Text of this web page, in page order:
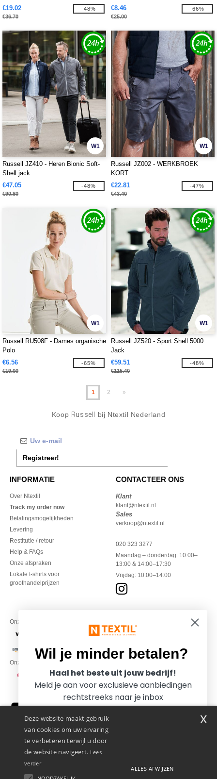
€19.02
€36.70
-48%
€8.46
€25.00
-66%
W1
Russell JZ410 - Heren Bionic Soft-
Shell jack
€47.05
€90.80
-48%
W1
Russell JZ002 - WERKBROEK
KORT
€22.81
€43.40
-47%
W1
Russell RU508F - Dames organische
Polo
€6.56
€19.00
-65%
W1
Russell JZ520 - Sport Shell 5000
Jack
€59.51
€115.40
-48%
1 2 »
Koop Russell bij Ntextil Nederland
Registreer!
INFORMATIE
Over Ntextil
Track my order now
Betalingsmogelijkheden
Levering
Restitutie / retour
Help & FAQs
Onze afspraken
Lokale t-shirts voor
groothandelprijzen
CONTACTEER ONS
Klant
klant@ntextil.nl
Sales
verkoop@ntextil.nl
020 323 3277
Maandag – donderdag: 10:00–
13:00 & 14:00–17:30
Vrijdag: 10:00–14:00
Onze financiële partners
Onze transporteurs
Deze website maakt gebruik
van cookies om uw ervaring
te verbeteren terwijl u door
de website navigeert. Lees
verder
ALLES AFWIJZEN
x
Wil je minder betalen?
Haal het beste uit jouw bedrijf!
Meld je aan voor exclusieve aanbiedingen
rechtstreeks naar je inbox